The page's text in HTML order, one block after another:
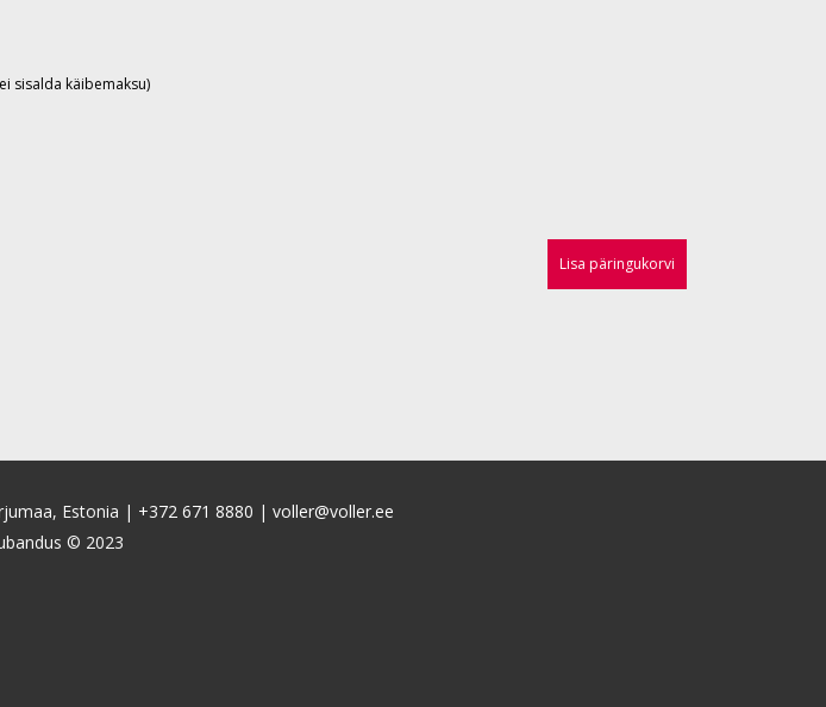
sisalda käibemaksu)
Lisa päringukorvi
Estonia | +372 671 8880 | voller@voller.ee
© 2023